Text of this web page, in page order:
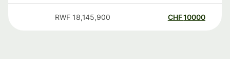
10000
CHF
18,145,900
RWF